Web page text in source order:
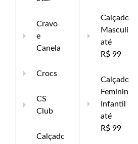
Cravo
e
Canela
Crocs
CS
Club
Calçado
Calçados
Masculinos
até
R$ 99
Calçados
Feminino
Infantil
até
R$ 99